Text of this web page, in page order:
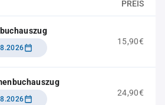
PREIS
15,90€
24,90€